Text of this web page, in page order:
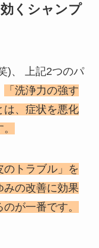
くシャンプ
)、 上記2つのパ
「洗浄力の強す
は、症状を悪化
のトラブル」を
みの改善に効果
が一番です。